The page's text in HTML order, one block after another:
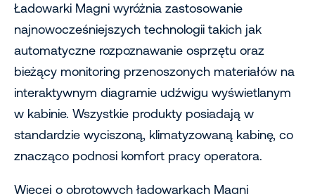
Ładowarki Magni wyróżnia zastosowanie
najnowocześniejszych technologii takich jak
automatyczne rozpoznawanie osprzętu oraz
bieżący monitoring przenoszonych materiałów na
interaktywnym diagramie udźwigu wyświetlanym
w kabinie. Wszystkie produkty posiadają w
standardzie wyciszoną, klimatyzowaną kabinę, co
znacząco podnosi komfort pracy operatora.
Więcej o obrotowych ładowarkach Magni